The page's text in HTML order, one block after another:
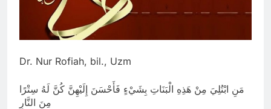
Dr. Nur Rofiah, bil., Uzm
مَنِ ابْتُلِيَ مِنْ هَذِهِ الْبَنَاتِ بِشَيْءٍ فَأَحْسَنَ إِلَيْهِنَّ كُنَّ لَهُ سِتْرًا
مِنَ النَّارِ